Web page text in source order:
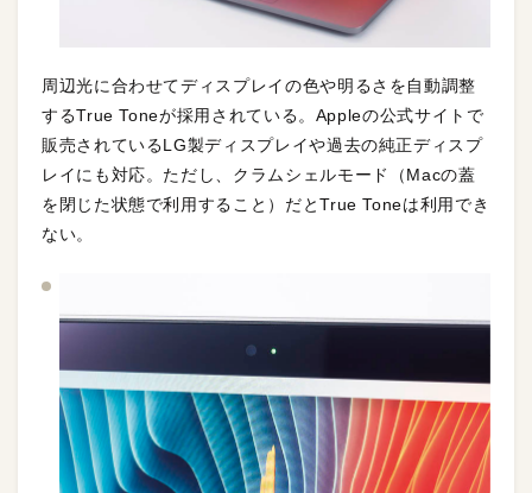
周辺光に合わせてディスプレイの色や明るさを自動調整
するTrue Toneが採用されている。Appleの公式サイトで
販売されているLG製ディスプレイや過去の純正ディスプ
レイにも対応。ただし、クラムシェルモード（Macの蓋
を閉じた状態で利用すること）だとTrue Toneは利用でき
ない。